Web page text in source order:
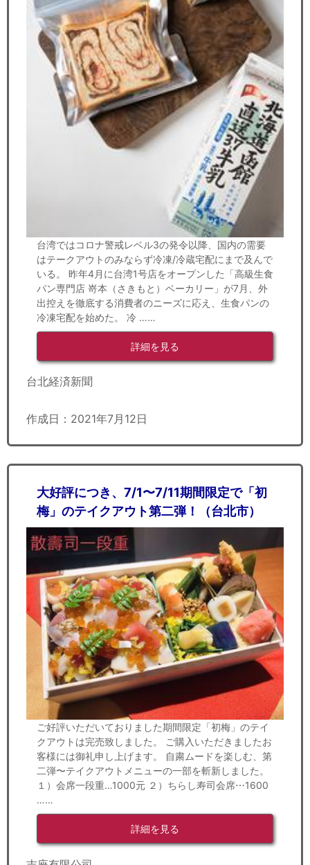
台湾ではコロナ警戒レベル3の発令以降、国内の需要
はテークアウトのみならず冷凍/冷蔵宅配にまで及んで
いる。 昨年4月に台湾1号店をオープンした「高級生食
パン専門店 嵜本（さきもと）ベーカリー」が7月、外
出控えを徹底する消費者のニーズに応え、生食パンの
冷凍宅配を始めた。 冷 ……
詳細を見る
台北経済新聞
作成日：2021年7月12日
大好評につき、7/1〜7/11期間限定で「初
梅」のテイクアウト第二弾！（台北市）
ご好評いただいておりました期間限定「初梅」のテイ
クアウトは完売致しました。 ご購入いただきましたお
客様には御礼申し上げます。 自粛ムードを楽しむ、第
二弾〜テイクアウトメニューの一部を斬新しました。
１）会席一段重…1000元 ２）ちらし寿司会席⋯1600
……
詳細を見る